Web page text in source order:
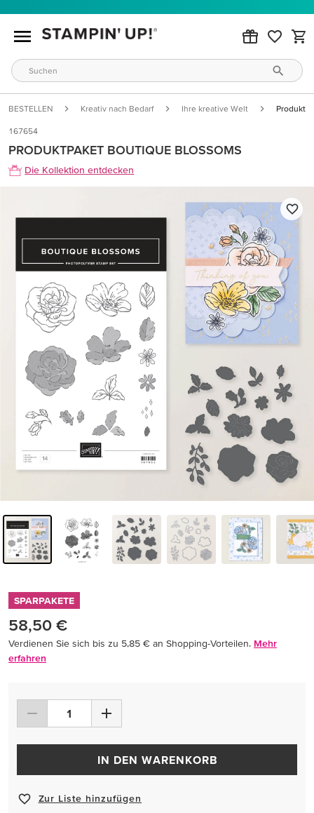
BESTELLEN Kreativ nach Bedarf Ihre kreative Welt
167654
PRODUKTPAKET BOUTIQUE BLOSSOMS
Die Kollektion entdecken
SPARPAKETE
58,50 €
Verdienen Sie sich bis zu 5,85 € an Shopping-Vorteilen. Mehr
erfahren
IN DEN WARENKORB
Zur Liste hinzufügen